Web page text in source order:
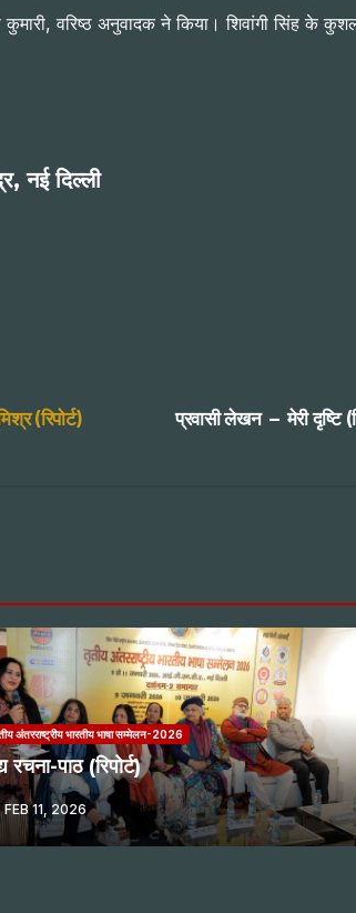
कुमारी, वरिष्ठ अनुवादक ने किया। शिवांगी सिंह
नई दिल्ली
प्रवासी लेखन – मेरी दृष्टि
(रिपोर्ट)
अंतरराष्ट्रीय भारतीय भाषा सम्मेलन-2026
रचना-पाठ (रिपोर्ट)
FEB 11, 2026